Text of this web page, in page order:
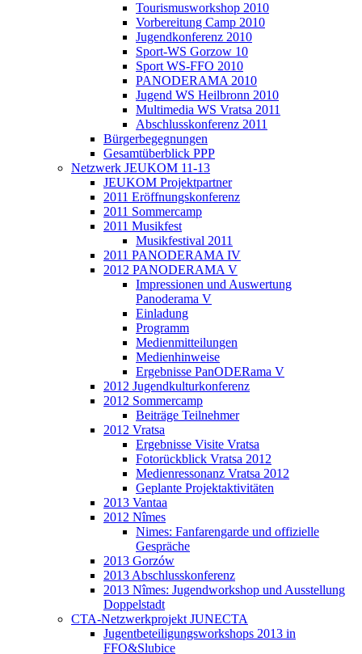
Tourismusworkshop 2010
Vorbereitung Camp 2010
Jugendkonferenz 2010
Sport-WS Gorzow 10
Sport WS-FFO 2010
PANODERAMA 2010
Jugend WS Heilbronn 2010
Multimedia WS Vratsa 2011
Abschlusskonferenz 2011
Bürgerbegegnungen
Gesamtüberblick PPP
Netzwerk JEUKOM 11-13
JEUKOM Projektpartner
2011 Eröffnungskonferenz
2011 Sommercamp
2011 Musikfest
Musikfestival 2011
2011 PANODERAMA IV
2012 PANODERAMA V
Impressionen und Auswertung
Panoderama V
Einladung
Programm
Medienmitteilungen
Medienhinweise
Ergebnisse PanODERama V
2012 Jugendkulturkonferenz
2012 Sommercamp
Beiträge Teilnehmer
2012 Vratsa
Ergebnisse Visite Vratsa
Fotorückblick Vratsa 2012
Medienressonanz Vratsa 2012
Geplante Projektaktivitäten
2013 Vantaa
2012 Nîmes
Nimes: Fanfarengarde und offizielle
Gespräche
2013 Gorzów
2013 Abschlusskonferenz
2013 Nîmes: Jugendworkshop und Ausstellung
Doppelstadt
CTA-Netzwerkprojekt JUNECTA
Jugentbeteiligungsworkshops 2013 in
FFO&Slubice